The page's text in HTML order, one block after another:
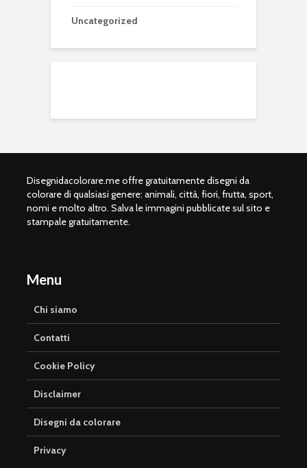
Uncategorized
Disegnidacolorare.me offre gratuitamente disegni da
colorare di qualsiasi genere: animali, città, fiori, frutta, sport,
nomi e molto altro. Salva le immagini pubblicate sul sito e
stampale gratuitamente.
Menu
Chi siamo
Contatti
Cookie Policy
Disclaimer
Disegni da colorare
Privacy